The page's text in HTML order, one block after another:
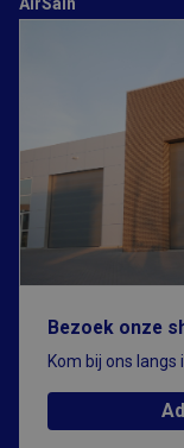
Bezoek onze
Kom bij ons